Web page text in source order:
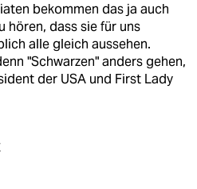
bekommen das ja auch
hören, dass sie für uns
alle gleich aussehen.
"Schwarzen" anders gehen,
der USA und First Lady